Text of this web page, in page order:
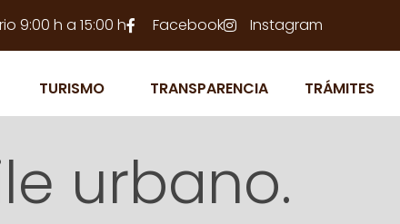
9:00 h a 15:00 h Facebook Instagram
TURISMO TRANSPARENCIA TRÁMITES
urbano.